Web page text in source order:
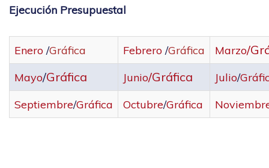
Ejecución Presupuestal
Enero /Gráfica Febrero /Gráfica Marzo/
Mayo/Gráfica Junio/Gráfica Julio/
Septiembre/Gráfica Octubre/Gráfica